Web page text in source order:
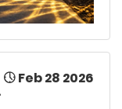
Feb 28 2026